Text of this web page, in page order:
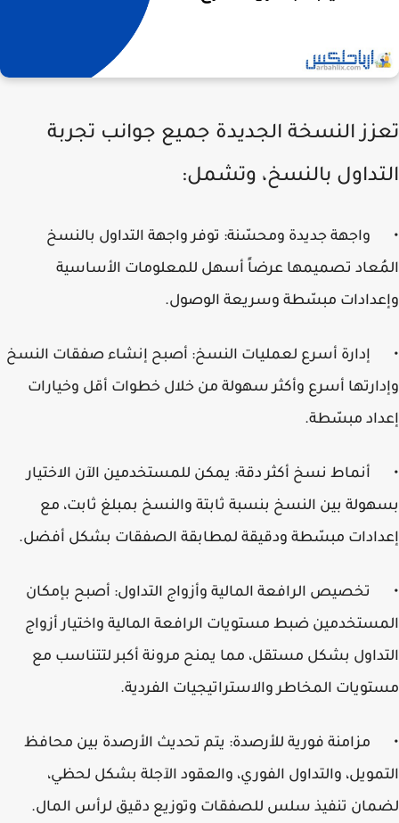
النسخة الجديدة جميع جوانب تجربة
بالنسخ، وتشمل:
واجهة جديدة ومحسّنة: توفر واجهة التداول بالنسخ
تصميمها عرضاً أسهل للمعلومات الأساسية
مبسّطة وسريعة الوصول.
إدارة أسرع لعمليات النسخ: أصبح إنشاء صفقات النسخ
أسرع وأكثر سهولة من خلال خطوات أقل وخيارات
مبسّطة.
أنماط نسخ أكثر دقة: يمكن للمستخدمين الآن الاختيار
بين النسخ بنسبة ثابتة والنسخ بمبلغ ثابت، مع
مبسّطة ودقيقة لمطابقة الصفقات بشكل أفضل.
تخصيص الرافعة المالية وأزواج التداول: أصبح بإمكان
ضبط مستويات الرافعة المالية واختيار أزواج
بشكل مستقل، مما يمنح مرونة أكبر لتتناسب مع
المخاطر والاستراتيجيات الفردية.
مزامنة فورية للأرصدة: يتم تحديث الأرصدة بين محافظ
والتداول الفوري، والعقود الآجلة بشكل لحظي،
تنفيذ سلس للصفقات وتوزيع دقيق لرأس المال.